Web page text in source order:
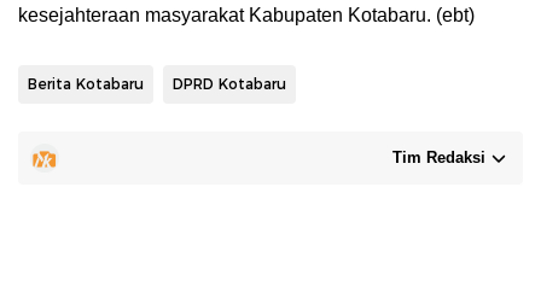
kesejahteraan masyarakat Kabupaten Kotabaru. (ebt)
Berita Kotabaru DPRD Kotabaru
Tim Redaksi